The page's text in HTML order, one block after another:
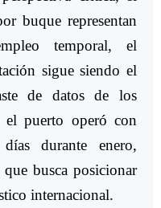
buque representan
temporal, el
sigue siendo el
de datos de los
el puerto operó con
durante enero,
busca posicionar
internacional.